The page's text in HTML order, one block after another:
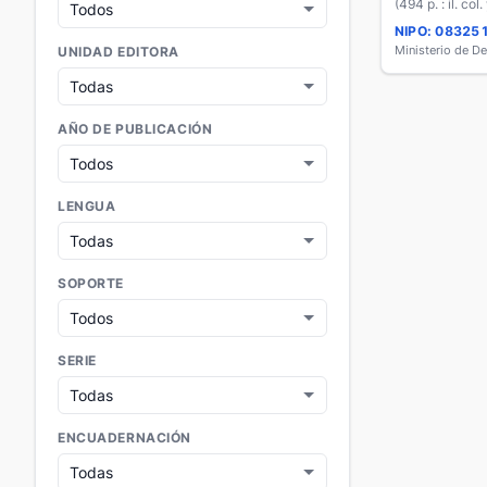
UNIDAD EDITORA
AÑO DE PUBLICACIÓN
LENGUA
SOPORTE
SERIE
ENCUADERNACIÓN
el año
impartido
(494 p. : il. col.
NIPO:
Ministerio de